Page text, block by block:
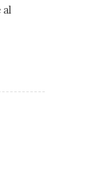
al